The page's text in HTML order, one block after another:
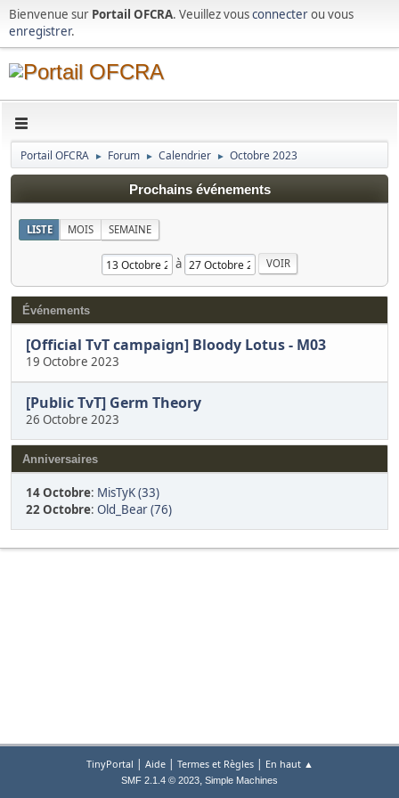
Bienvenue sur Portail OFCRA. Veuillez vousconnecterou vous
enregistrer.
Portail OFCRA ► Forum ► Calendrier ► Octobre 2023
Prochains événements
LISTE MOIS SEMAINE
à
Événements
[Official TvT campaign] Bloody Lotus - M03
19 Octobre 2023
[Public TvT] Germ Theory
26 Octobre 2023
Anniversaires
14 Octobre: MisTyK (33)
22 Octobre: Old_Bear (76)
TinyPortal | Aide| Termes et Règles| En haut ▲
SMF 2.1.4 © 2023, Simple Machines